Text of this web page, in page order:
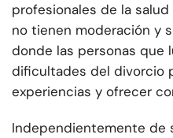
profesionales de la salud
no tienen moderación y
donde las personas que
dificultades del divorcio
experiencias y ofrecer
Independientemente de